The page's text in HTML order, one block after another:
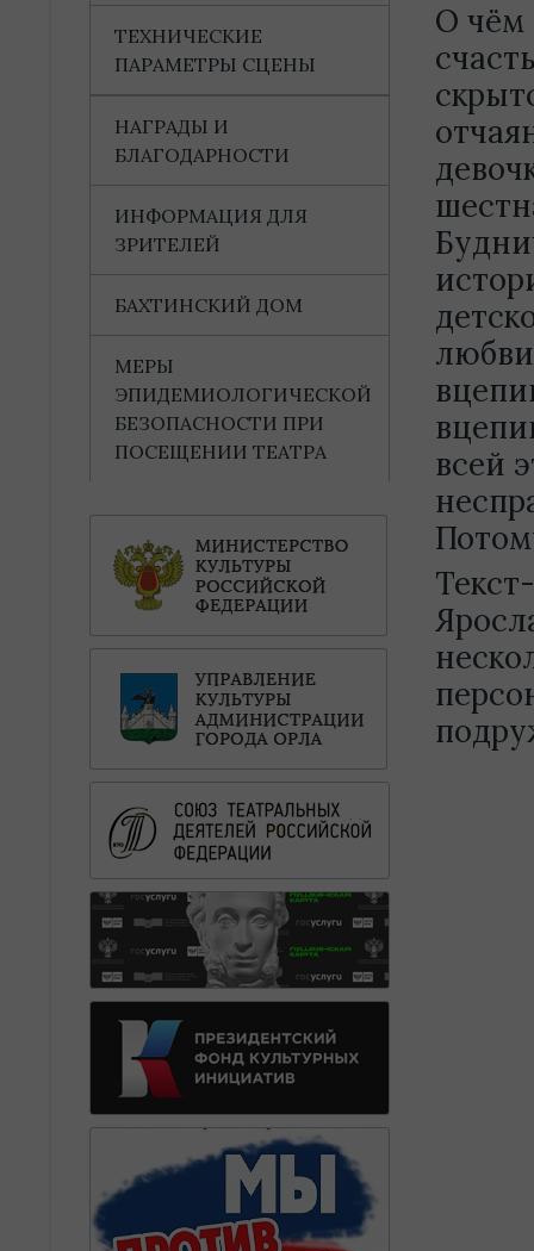
О чём
всей
ТЕХНИЧЕСКИЕ
ПАРАМЕТРЫ СЦЕНЫ
НАГРАДЫ И
БЛАГОДАРНОСТИ
ИНФОРМАЦИЯ ДЛЯ
ЗРИТЕЛЕЙ
БАХТИНСКИЙ ДОМ
МЕРЫ
ЭПИДЕМИОЛОГИЧЕСКОЙ
БЕЗОПАСНОСТИ ПРИ
ПОСЕЩЕНИИ ТЕАТРА